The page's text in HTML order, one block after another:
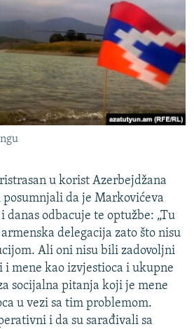
u korist Azerbejdžana
posumnjali da je Markovićeva
odbacuje te optužbe: „Tu
delegacija zato što nisu
Ali oni nisu bili zadovoljni
i mene kao izvjestioca i ukupne
socijalna pitanja koji je mene
u vezi sa tim problemom.
i da su sarađivali sa